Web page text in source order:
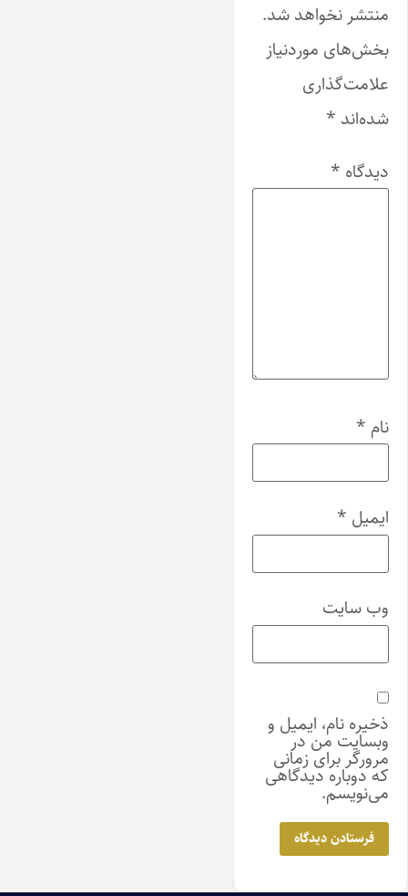
منتشر نخواهد شد.
بخش‌های موردنیاز
علامت‌گذاری
شده‌اند *
دیدگاه *
نام *
ایمیل *
وب‌ سایت
ذخیره نام، ایمیل و
وبسایت من در
مرورگر برای زمانی
که دوباره دیدگاهی
می‌نویسم.